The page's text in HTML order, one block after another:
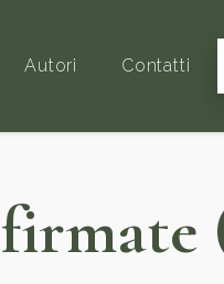
Autori Contatti